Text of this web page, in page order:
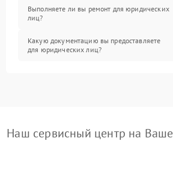
Выполняете ли вы ремонт для юридических
лиц?
Какую документацию вы предоставляете
для юридических лиц?
Наш сервисный центр на